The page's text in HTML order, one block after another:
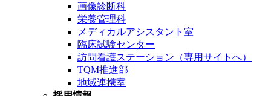
画像診断科
栄養管理科
メディカルアシスタント室
臨床試験センター
訪問看護ステーション（専用サイトへ）
TQM推進部
地域連携室